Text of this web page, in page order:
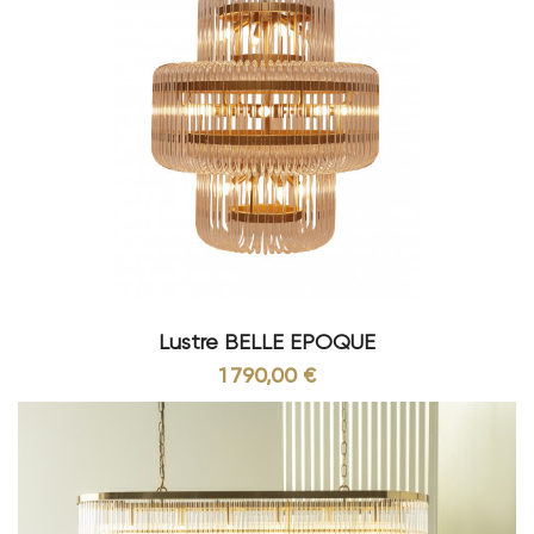
Il est conçu pour apporter une touche d'élégance
à votre décoration intérieure. Disponible en deux
modèles, l'un avec 11 lampes et l'autre avec 22
lampes, ce lustre au style Art déco est doté d'une
structure métallique galvanisée grise. Son design
unique avec une structure en verre à pampilles
verticales reflète parfaitement la lumière émanant
des ampoules, créant ainsi une ambiance
chaleureuse et raffinée, parfaitement adaptée à
une salle à manger.
intérieur. Doté d'une structure en métal gris
arrondie et d'un design unique, il apporte une
en deux modèles avec 12 ou 20 lampes, il est idéal
pour être positionné au-dessus de votre table à
manger ou de votre îlot central dans la cuisine. Les
lampes visibles offrent à la fois clarté et style,
faisant du Spoutnik une pièce maîtresse
Lustre BELLE EPOQUE
1 790,00 €